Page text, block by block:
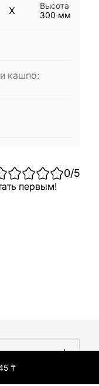
₸
X
Высота
300 мм
кашпо:
0/5
первым!